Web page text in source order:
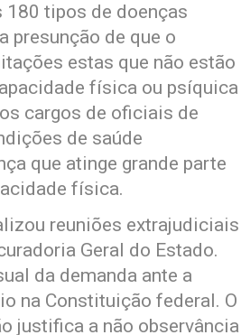
tipos de doenças
presunção de que o
estas que não estão
física ou psíquica
cargos de oficiais de
de saúde
que atinge grande parte
física.
reuniões extrajudiciais
Geral do Estado.
da demanda ante a
na Constituição federal. O
justifica a não observância